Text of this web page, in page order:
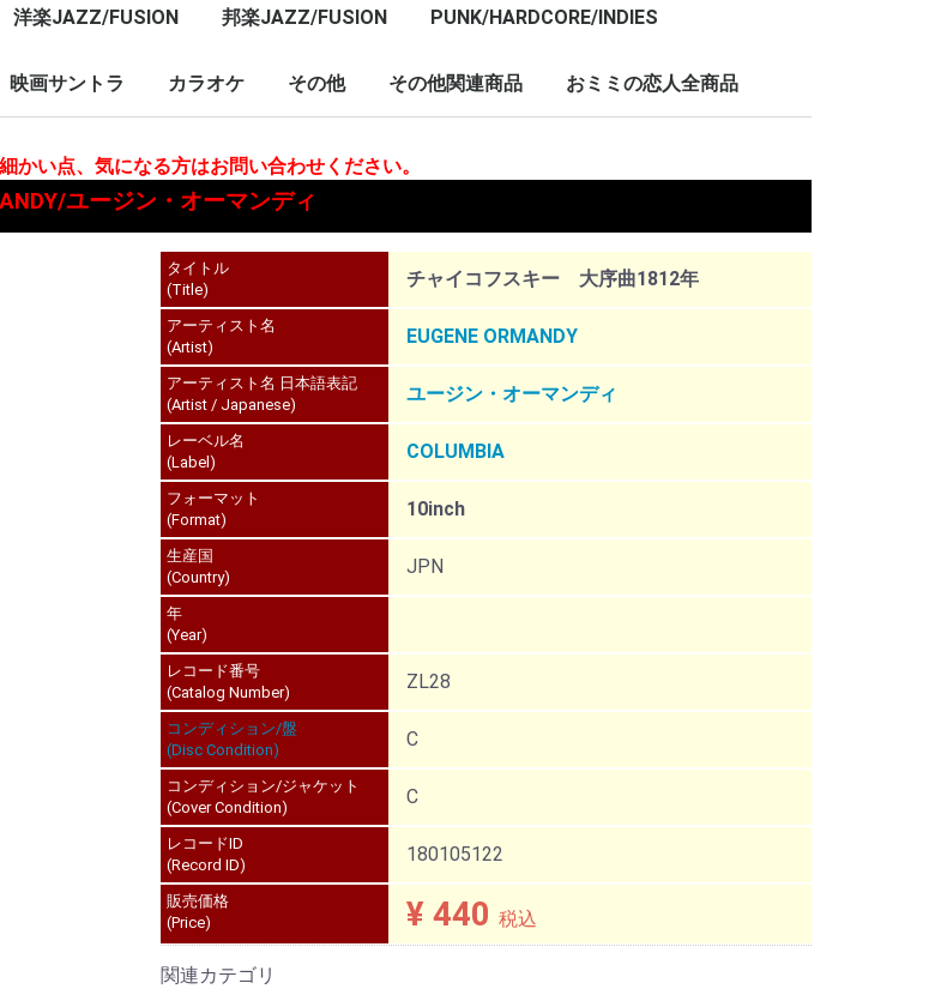
洋楽JAZZ/FUSION
LP/12inch/10inch
7inch
邦楽JAZZ/FUSION
LP/12inch/10inch
7inch
PUNK/HARDCORE/INDIES
LP/12inch/10inch
7inch
映画サントラ カラオケ その他 その他関連商品 おミミの恋人全商品
い点、気になる方はお問い合わせください。
ユージン・オーマンディ
タイトル
(Title)
チャイコフスキー 大序曲1812年
アーティスト名
(Artist)
EUGENE ORMANDY
アーティスト名 日本語表記
(Artist / Japanese)
ユージン・オーマンディ
レーベル名
(Label)
COLUMBIA
フォーマット
(Format)
10inch
生産国
(Country)
JPN
年
(Year)
レコード番号
(Catalog Number)
ZL28
コンディション/盤
(Disc Condition)
C
コンディション/ジャケット
(Cover Condition)
C
レコードID
(Record ID)
180105122
販売価格
(Price)
¥ 440 税込
関連カテゴリ